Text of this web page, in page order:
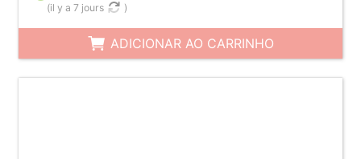
(il y a 7 jours )
ADICIONAR AO CARRINHO